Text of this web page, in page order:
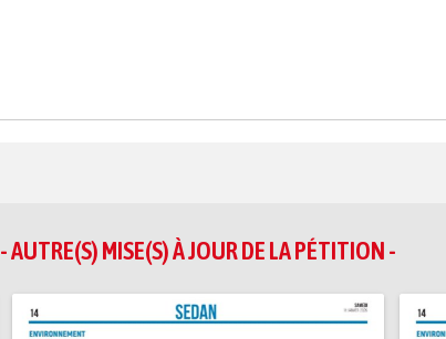
- AUTRE(S) MISE(S) À JOUR DE LA PÉTITION -